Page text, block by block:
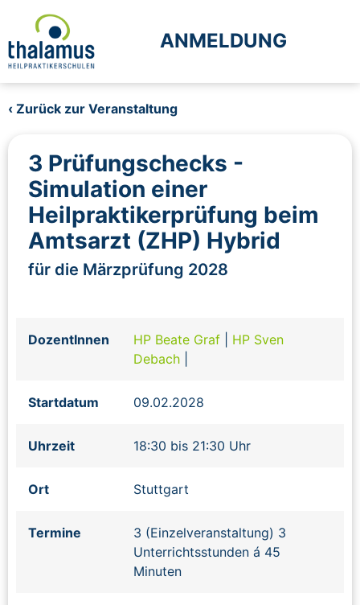
ANMELDUNG
‹ Zurück zur Veranstaltung
3 Prüfungschecks -
Simulation einer
Heilpraktikerprüfung beim
Amtsarzt (ZHP) Hybrid
für die Märzprüfung 2028
DozentInnen HP Beate Graf
HP Sven
Debach
Startdatum 09.02.2028
Uhrzeit 18:30 bis 21:30 Uhr
Ort Stuttgart
Termine
3 (Einzelveranstaltung) 3
Unterrichtsstunden á 45
Minuten